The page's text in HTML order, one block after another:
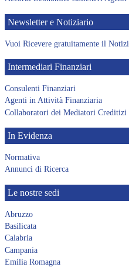
Newsletter e Notiziario
Vuoi Ricevere gratuitamente il
Intermediari Finanziari
Consulenti Finanziari
Agenti in Attività Finanziaria
Collaboratori dei Mediatori Creditizi
In Evidenza
Normativa
Annunci di Ricerca
Le nostre sedi
Abruzzo
Basilicata
Calabria
Campania
Emilia Romagna